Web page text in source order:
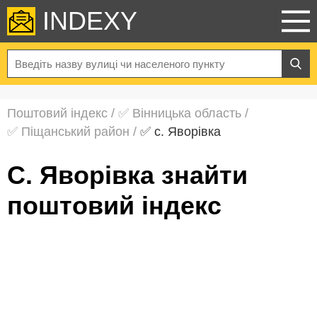
INDEXY
Поштовий індекс / ✅ Вінницька область /
✅ Піщанський район / ✅ с. Яворівка
с. Яворівка знайти
поштовий індекс